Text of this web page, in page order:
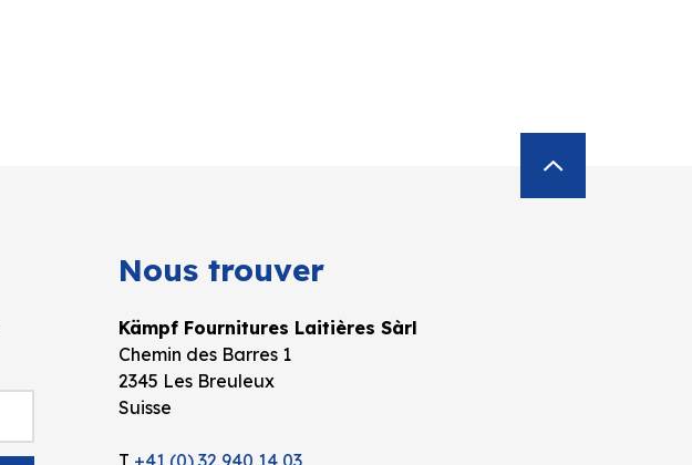
Nous trouver
Kämpf Fournitures Laitières Sàrl
Chemin des Barres 1
2345 Les Breuleux
Suisse